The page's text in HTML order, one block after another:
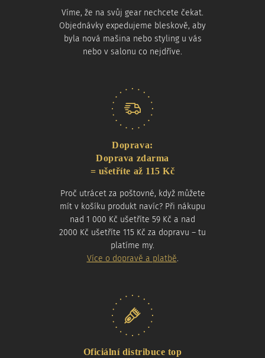
Víme, že na svůj gear nechcete čekat.
Objednávky expedujeme bleskově, aby
byla nová mašina nebo styling u vás
nebo v salonu co nejdříve.
Doprava:
Doprava zdarma
= ušetříte až 115 Kč
Proč utrácet za poštovné, když můžete
mít v košíku produkt navíc? Při nákupu
nad 1 000 Kč ušetříte 59 Kč a nad
2000 Kč ušetříte 115 Kč za dopravu – tu
platíme my.
Více o dopravě a platbě.
Oficiální distribuce top